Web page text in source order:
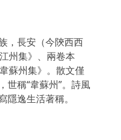
，長安（今陝西西
州集》、兩卷本
蘇州集》。散文僅
世稱“韋蘇州”。詩風
逸生活著稱。